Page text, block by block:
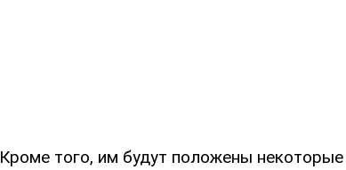
Кроме того, им будут положены